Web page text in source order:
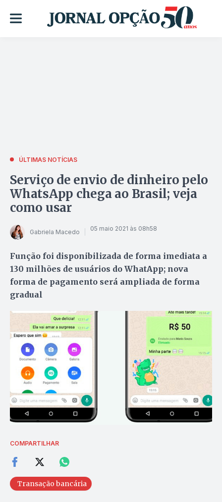
ÚLTIMAS NOTÍCIAS
Serviço de envio de dinheiro pelo
WhatsApp chega ao Brasil; veja
como usar
Gabriela Macedo 05 maio 2021 às 08h58
Função foi disponibilizada de forma imediata a
130 milhões de usuários do WhatApp; nova
forma de pagamento será ampliada de forma
gradual
COMPARTILHAR
Transação bancária